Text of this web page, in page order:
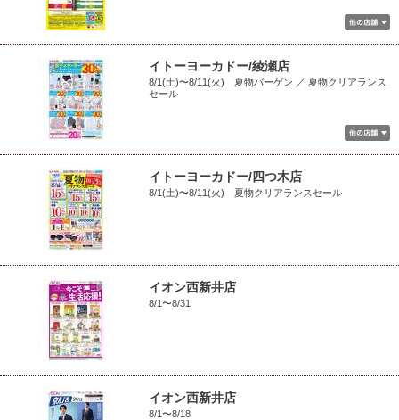
イトーヨーカドー/綾瀬店
8/1(土)〜8/11(火) 夏物バーゲン ／ 夏物クリアランス
セール
イトーヨーカドー/四つ木店
8/1(土)〜8/11(火) 夏物クリアランスセール
イオン西新井店
8/1〜8/31
イオン西新井店
8/1〜8/18